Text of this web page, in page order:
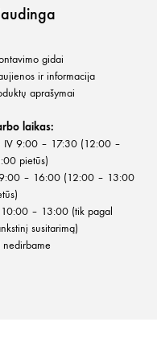
gidai
ir informacija
aprašymai
laikas:
IV 9:00 – 17:30 (12:00 –
pietūs)
– 16:00 (12:00 – 13:00
– 13:00 (tik pagal
susitarimą)
nedirbame